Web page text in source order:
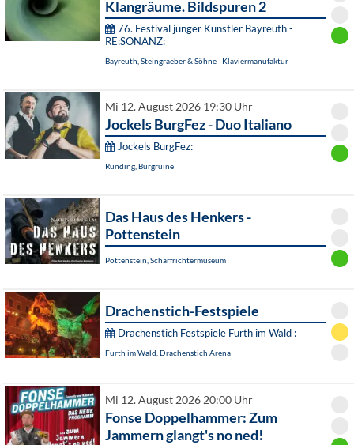
Klangräume. Bildspuren 2
76. Festival junger Künstler Bayreuth -
RE:SONANZ:
Bayreuth, Steingraeber & Söhne - Klaviermanufaktur
Mi 12. August 2026 19:30 Uhr
Jockels BurgFez - Duo Italiano
Jockels BurgFez:
Runding, Burgruine
Das Haus des Henkers -
Pottenstein
Pottenstein, Scharfrichtermuseum
Drachenstich-Festspiele
Drachenstich Festspiele Furth im Wald :
Furth im Wald, Drachenstich Arena
Mi 12. August 2026 20:00 Uhr
Fonse Doppelhammer: Zum
Jammern glangt's no ned!